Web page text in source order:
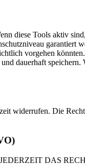
diese Tools aktiv
garantiert
vorgehen
dauerhaft speichern.
widerrufen. Die
DAS